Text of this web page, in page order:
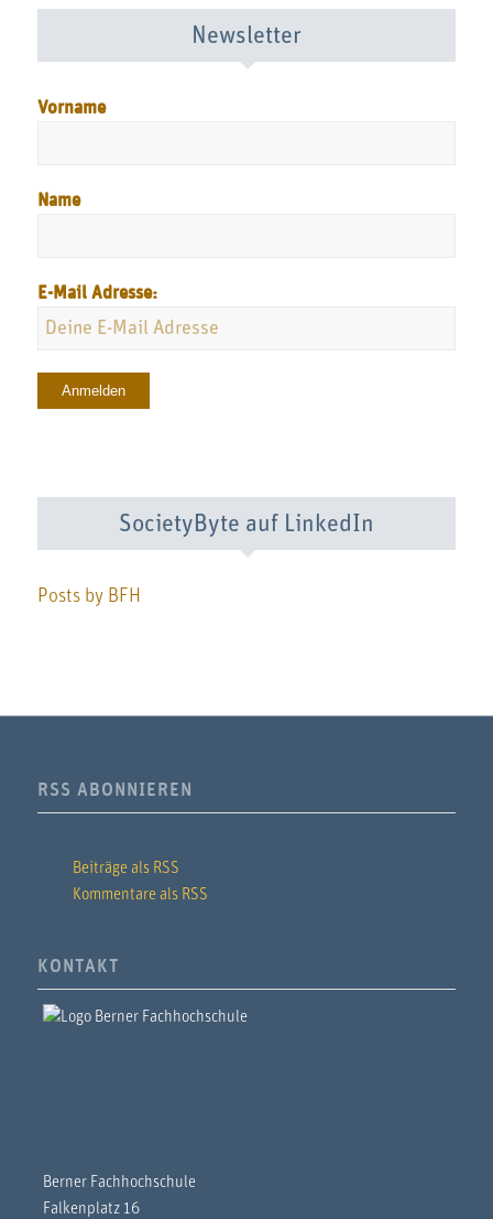
Newsletter
Vorname
Name
E-Mail Adresse:
SocietyByte auf LinkedIn
Posts by BFH
RSS ABONNIEREN
Beiträge als RSS
Kommentare als RSS
KONTAKT
Berner Fachhochschule
Falkenplatz 16